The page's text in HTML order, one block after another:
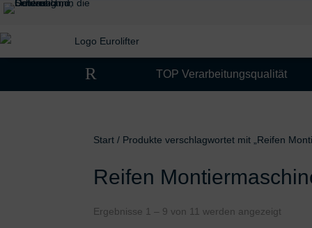
R TOP Verarbeitungsqualität
Start / Produkte verschlagwortet mit „Reifen
Reifen
Ergebnisse 1 – 9 von 11 werden angezeigt